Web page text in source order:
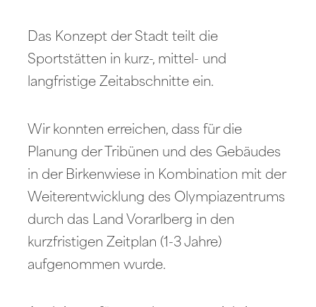
Das Konzept der Stadt teilt die
Sportstätten in kurz-, mittel- und
langfristige Zeitabschnitte ein.
Wir konnten erreichen, dass für die
Planung der Tribünen und des Gebäudes
in der Birkenwiese in Kombination mit der
Weiterentwicklung des Olympiazentrums
durch das Land Vorarlberg in den
kurzfristigen Zeitplan (1-3 Jahre)
aufgenommen wurde.